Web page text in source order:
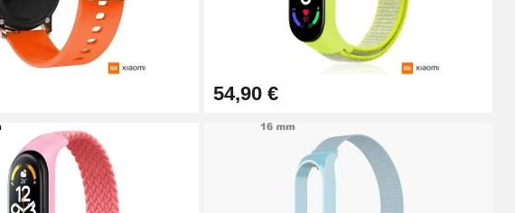
Ajouter au panier
Ajouter au panier
54,90 €